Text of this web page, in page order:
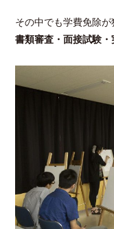
その中でも学費免除が
書類審査・面接試験・